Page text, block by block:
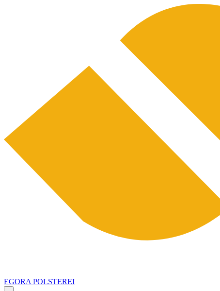
EGORA POLSTEREI